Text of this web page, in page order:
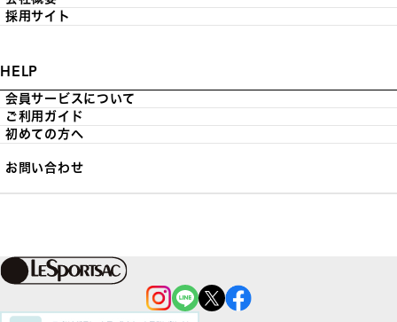
採用サイト
HELP
会員サービスについて
ご利用ガイド
初めての方へ
お問い合わせ